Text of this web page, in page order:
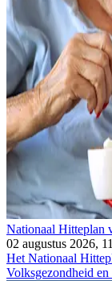
Nationaal Hitteplan
02 augustus 2026,
Het Nationaal
Volksgezondheid